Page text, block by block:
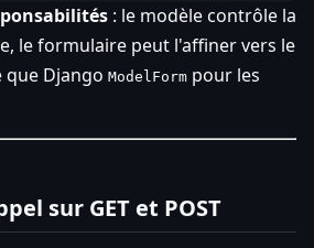
: le modèle contrôle la
le formulaire peut l'affiner vers le
que Django ModelForm pour les
sur GET et POST